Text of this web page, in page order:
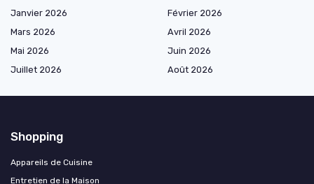
Janvier 2026
Février 2026
Mars 2026
Avril 2026
Mai 2026
Juin 2026
Juillet 2026
Août 2026
Shopping
Appareils de Cuisine
Entretien de la Maison